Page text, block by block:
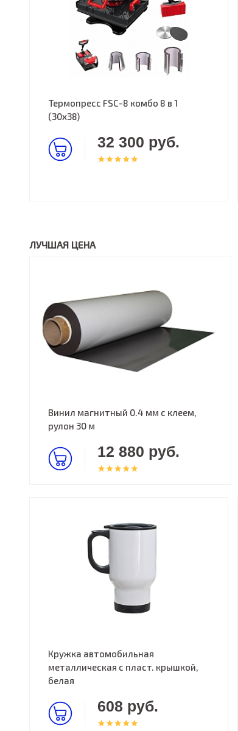
Термопресс FSC-8 комбо 8 в 1
(30х38)
32 300 руб.
ЛУЧШАЯ ЦЕНА
Винил магнитный 0.4 мм с клеем,
рулон 30 м
12 880 руб.
Кружка автомобильная
металлическая с пласт. крышкой,
белая
608 руб.